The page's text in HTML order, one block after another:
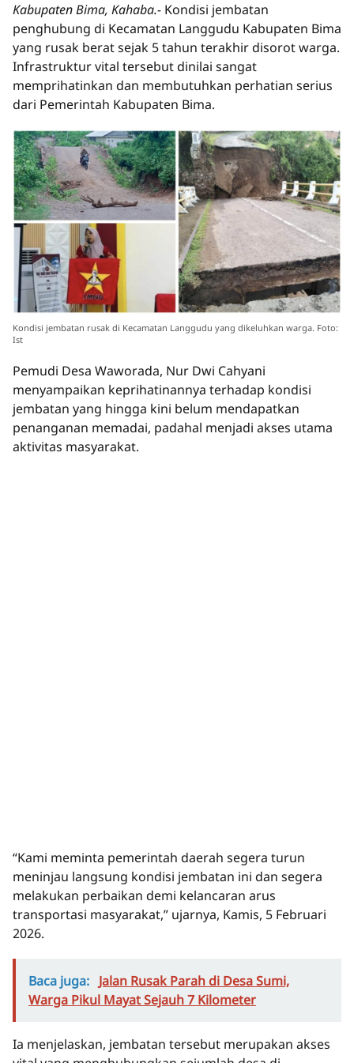
Kabupaten Bima, Kahaba.- Kondisi jembatan
penghubung di Kecamatan Langgudu Kabupaten Bima
yang rusak berat sejak 5 tahun terakhir disorot warga.
Infrastruktur vital tersebut dinilai sangat
memprihatinkan dan membutuhkan perhatian serius
dari Pemerintah Kabupaten Bima.
Kondisi jembatan rusak di Kecamatan Langgudu yang dikeluhkan warga. Foto:
Ist
Pemudi Desa Waworada, Nur Dwi Cahyani
menyampaikan keprihatinannya terhadap kondisi
jembatan yang hingga kini belum mendapatkan
penanganan memadai, padahal menjadi akses utama
aktivitas masyarakat.
“Kami meminta pemerintah daerah segera turun
meninjau langsung kondisi jembatan ini dan segera
melakukan perbaikan demi kelancaran arus
transportasi masyarakat,” ujarnya, Kamis, 5 Februari
2026.
Baca juga: Jalan Rusak Parah di Desa Sumi,
Warga Pikul Mayat Sejauh 7 Kilometer
Ia menjelaskan, jembatan tersebut merupakan akses